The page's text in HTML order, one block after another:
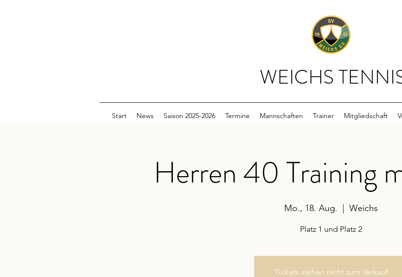
WEICHS
Start News Saison 2025-2026 Termine Mannschaften Trainer Mitgliedschaft
Herren 40 Training
Mo., 18. Aug. Weichs
Platz 1 und Platz 2
Tickets stehen nicht zum Verkauf